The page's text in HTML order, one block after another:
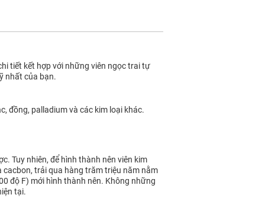
tiết kết hợp với những viên ngọc trai tự
nhất của bạn.
đồng, palladium và các kim loại khác.
Tuy nhiên, để hình thành nên viên kim
trải qua hàng trăm triệu năm nằm
độ F) mới hình thành nên. Không những
tại.